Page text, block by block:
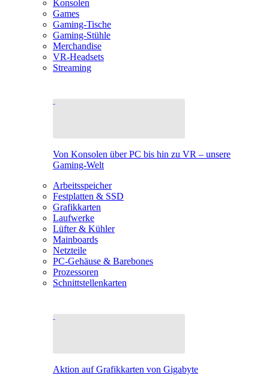
Konsolen
Games
Gaming-Tische
Gaming-Stühle
Merchandise
VR-Headsets
Streaming
Von Konsolen über PC bis hin zu VR – unsere
Gaming-Welt
Arbeitsspeicher
Festplatten & SSD
Grafikkarten
Laufwerke
Lüfter & Kühler
Mainboards
Netzteile
PC-Gehäuse & Barebones
Prozessoren
Schnittstellenkarten
Aktion auf Grafikkarten von Gigabyte